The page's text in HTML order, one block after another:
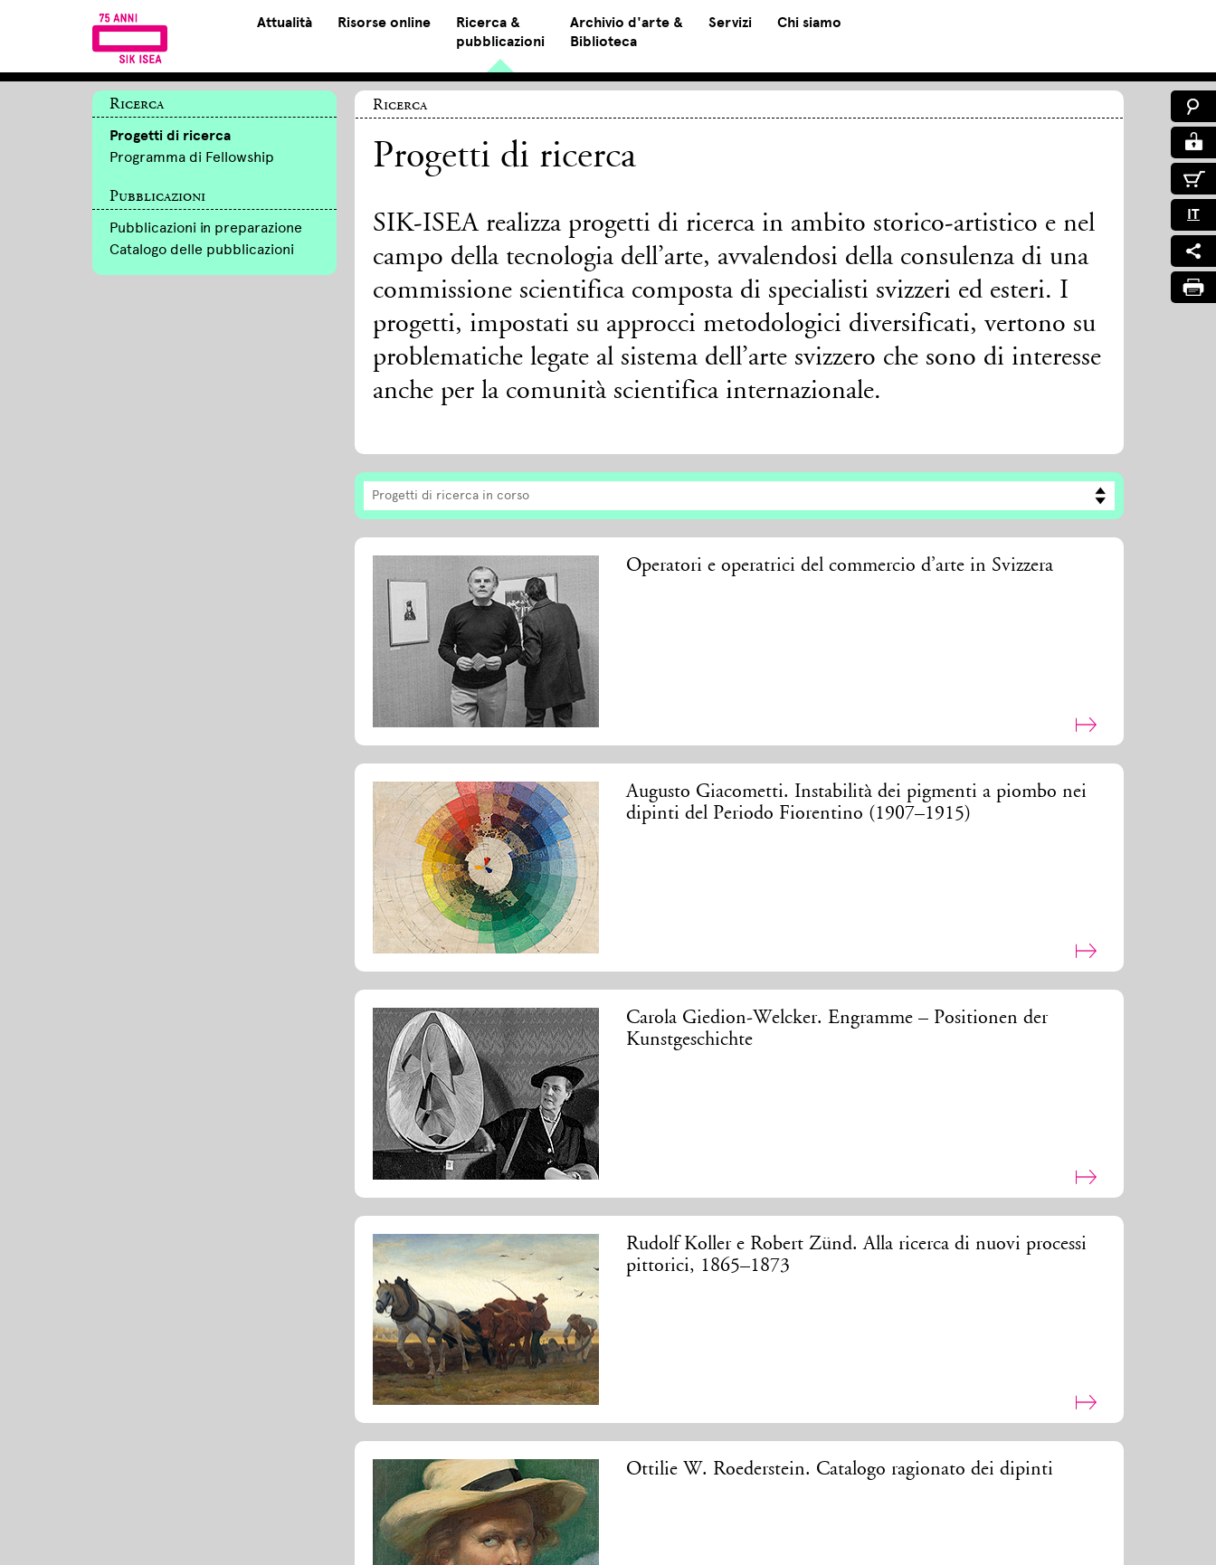
Attualità Risorse online
Ricerca &
pubblicazioni
Archivio d'arte &
Biblioteca
Servizi Chi siamo
IT
Ricerca
Progetti di ricerca
Programma di Fellowship
Pubblicazioni
Pubblicazioni in preparazione
Catalogo delle pubblicazioni
Ricerca
Progetti di ricerca
SIK-ISEA realizza progetti di ricerca in ambito storico-artistico e nel
campo della tecnologia dell’arte, avvalendosi della consulenza di una
commissione scientifica composta di specialisti svizzeri ed esteri. I
progetti, impostati su approcci metodologici diversificati, vertono su
problematiche legate al sistema dell’arte svizzero che sono di interesse
anche per la comunità scientifica internazionale.
Progetti di ricerca in corso
Operatori e operatrici del commercio d’arte in Svizzera
Augusto Giacometti. Instabilità dei pigmenti a piombo nei
dipinti del Periodo Fiorentino (1907–1915)
Carola Giedion-Welcker. Engramme – Positionen der
Kunstgeschichte
Rudolf Koller e Robert Zünd. Alla ricerca di nuovi processi
pittorici, 1865–1873
Ottilie W. Roederstein. Catalogo ragionato dei dipinti